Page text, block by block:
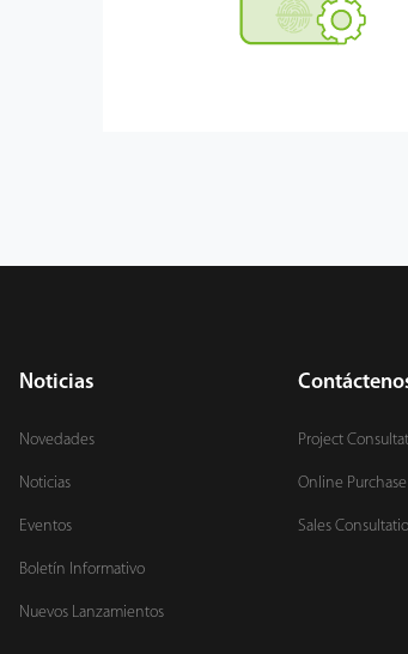
Noticias
Novedades
Noticias
Eventos
Boletín Informativo
Nuevos Lanzamientos
Project
Online Purchase
Sales